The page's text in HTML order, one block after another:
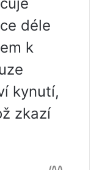
déle
k
kynutí,
zkazí